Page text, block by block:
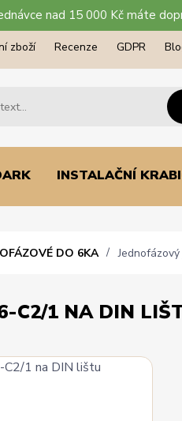
nad 15 000 Kč máte
zboží Recenze GDPR
INSTALAČNÍ
DO 6KA
C2/1 NA DIN